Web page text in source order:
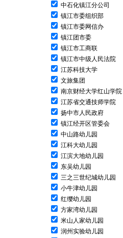
中石化镇江分公司
镇江市委组织部
镇江市委网信办
镇江团市委
镇江市工商联
镇江市中级人民法院
江苏科技大学
文旅集团
南京财经大学红山学院
江苏省交通技师学院
扬中市人民政府
镇江经开区管委会
中山路幼儿园
江科大幼儿园
江滨大地幼儿园
东吴幼儿园
三之三世纪城幼儿园
小牛津幼儿园
红缨幼儿园
方家湾幼儿园
米山人家幼儿园
润州实验幼儿园